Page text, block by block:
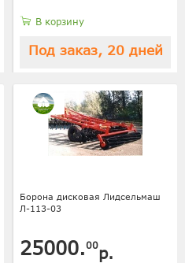
В корзину
Под заказ, 20 дней
Борона дисковая Лидсельмаш
Л-113-03
25000.00р.